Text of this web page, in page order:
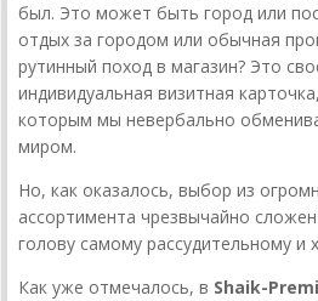
был. Это может быть город или
отдых за городом или обычная
рутинный поход в магазин? Это
индивидуальная визитная
которым мы невербально
миром.
Но, как оказалось, выбор из
ассортимента чрезвычайно
голову самому рассудительному и
Как уже отмечалось, в Shaik-